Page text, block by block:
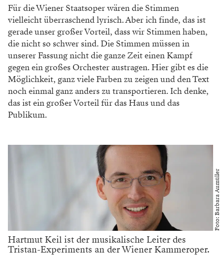
Für die Wiener Staatsoper wären die Stimmen
vielleicht überraschend lyrisch. Aber ich finde, das ist
gerade unser großer Vorteil, dass wir Stimmen haben,
die nicht so schwer sind. Die Stimmen müssen in
unserer Fassung nicht die ganze Zeit einen Kampf
gegen ein großes Orchester austragen. Hier gibt es die
Möglichkeit, ganz viele Farben zu zeigen und den Text
noch einmal ganz anders zu transportieren. Ich denke,
das ist ein großer Vorteil für das Haus und das
Publikum.
Foto: Barbara Aumüller
Hartmut Keil ist der musikalische Leiter des
Tristan-Experiments an der Wiener Kammeroper.